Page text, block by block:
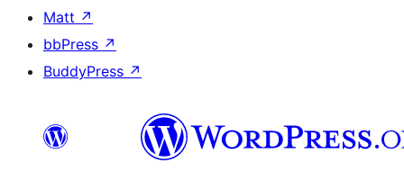
Matt ↗
bbPress ↗
BuddyPress ↗